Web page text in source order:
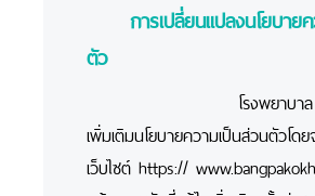
การเปลี่ยนแปลงนโยบาย
ตัว
โรงพยาบาล อา
เพิ่มเติมนโยบายความเป็นส่วนตัวโด
เว็บไซต์ https://